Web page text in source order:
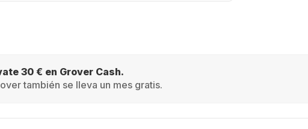
30 € en Grover Cash.
también se lleva un mes gratis.